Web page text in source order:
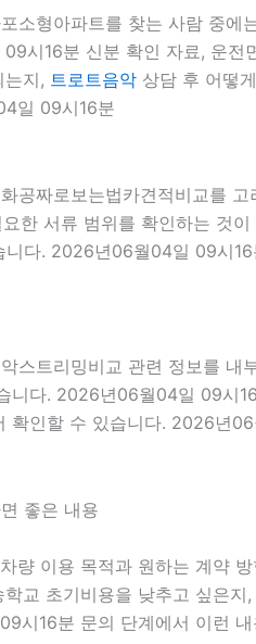
소형아파트를 찾는 사람 중에
시16분 신분 확인 자료, 운전
지, 트로트음악 상담 후 어떻
일 09시16분
공짜로보는법카견적비교를
한 서류 범위를 확인하는 것
니다. 2026년06월04일 09시
스트리밍비교 관련 정보를 내
니다. 2026년06월04일 09시
확인할 수 있습니다. 2026년
좋은 내용
량 이용 목적과 원하는 계약
교 초기비용을 낮추고 싶은
시16분 문의 단계에서 이런